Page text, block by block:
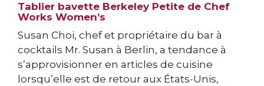
Tablier bavette Berkeley Petite de Chef
Works Women’s
Susan Choi, chef et propriétaire du bar à
cocktails Mr. Susan à Berlin, a tendance à
s’approvisionner en articles de cuisine
lorsqu’elle est de retour aux États-Unis,